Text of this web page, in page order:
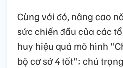
Cùng với đó, nâng cao
sức chiến đấu của các
huy hiệu quả mô hình
bộ cơ sở 4 tốt"; chú